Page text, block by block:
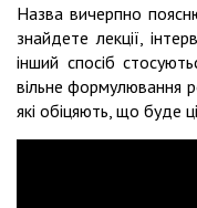
Назва вичерпно
знайдете лекції,
інший спосіб
вільне формулювання
які обіцяють, що буде